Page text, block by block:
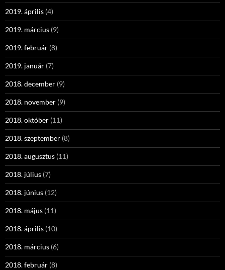
2019. április (4)
2019. március (9)
2019. február (8)
2019. január (7)
2018. december (9)
2018. november (9)
2018. október (11)
2018. szeptember (8)
2018. augusztus (11)
2018. július (7)
2018. június (12)
2018. május (11)
2018. április (10)
2018. március (6)
2018. február (8)